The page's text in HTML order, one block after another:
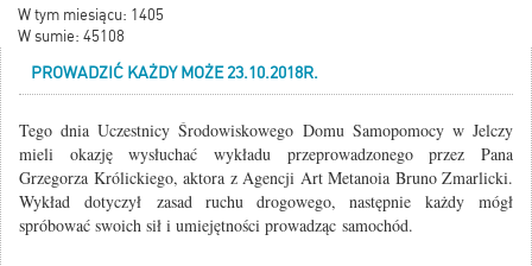
W tym miesiącu: 1405
W sumie: 45108
PROWADZIĆ KAŻDY MOŻE 23.10.2018R.
Tego dnia Uczestnicy Środowiskowego Domu Samopomocy w Jelczy
mieli okazję wysłuchać wykładu przeprowadzonego przez Pana
Grzegorza Królickiego, aktora z Agencji Art Metanoia Bruno Zmarlicki.
Wykład dotyczył zasad ruchu drogowego, następnie każdy mógł
spróbować swoich sił i umiejętności prowadząc samochód.